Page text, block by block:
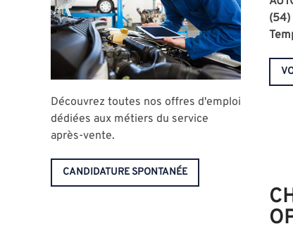
Découvrez toutes nos offres d'emploi
dédiées aux métiers du service
après-vente.
CANDIDATURE SPONTANÉE
(54)